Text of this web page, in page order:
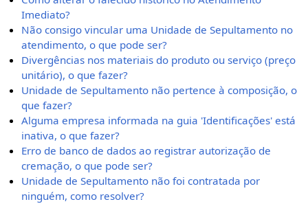
Imediato?
Não consigo vincular uma Unidade de Sepultamento no
atendimento, o que pode ser?
Divergências nos materiais do produto ou serviço (preço
unitário), o que fazer?
Unidade de Sepultamento não pertence à composição, o
que fazer?
Alguma empresa informada na guia 'Identificações' está
inativa, o que fazer?
Erro de banco de dados ao registrar autorização de
cremação, o que pode ser?
Unidade de Sepultamento não foi contratada por
ninguém, como resolver?